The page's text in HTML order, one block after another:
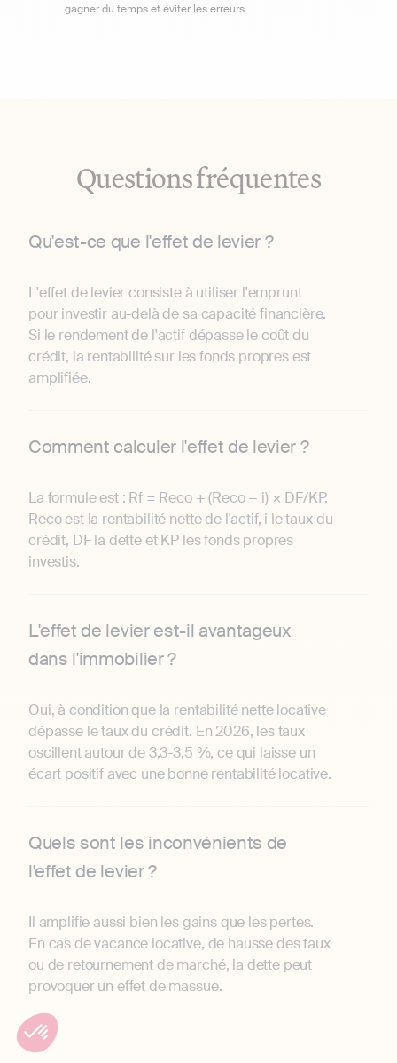
gagner du temps et éviter les erreurs.
Questions fréquentes
Qu'est-ce que l'effet de levier ?
L'effet de levier consiste à utiliser l'emprunt
pour investir au-delà de sa capacité financière.
Si le rendement de l'actif dépasse le coût du
crédit, la rentabilité sur les fonds propres est
amplifiée.
Comment calculer l'effet de levier ?
La formule est : Rf = Reco + (Reco − i) × DF/KP.
Reco est la rentabilité nette de l'actif, i le taux du
crédit, DF la dette et KP les fonds propres
investis.
L'effet de levier est-il avantageux
dans l'immobilier ?
Oui, à condition que la rentabilité nette locative
dépasse le taux du crédit. En 2026, les taux
oscillent autour de 3,3-3,5 %, ce qui laisse un
écart positif avec une bonne rentabilité locative.
Quels sont les inconvénients de
l'effet de levier ?
Il amplifie aussi bien les gains que les pertes.
En cas de vacance locative, de hausse des taux
ou de retournement de marché, la dette peut
provoquer un effet de massue.